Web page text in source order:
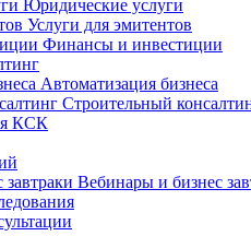
Юридические услуги
Услуги для эмитентов
Финансы и инвестиции
Автоматизация бизнеса
Строительный
КСК
Вебинары и бизнес